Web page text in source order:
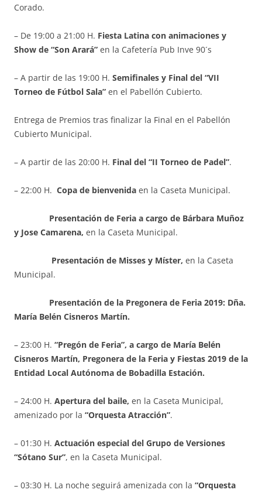
Corado.
– De 19:00 a 21:00 H. Fiesta Latina con animaciones y
Show de “Son Arará” en la Cafetería Pub Inve 90´s
– A partir de las 19:00 H. Semifinales y Final del “VII
Torneo de Fútbol Sala” en el Pabellón Cubierto.
Entrega de Premios tras finalizar la Final en el Pabellón
Cubierto Municipal.
– A partir de las 20:00 H. Final del “II Torneo de Padel”.
– 22:00 H. Copa de bienvenida en la Caseta Municipal.
Presentación de Feria a cargo de Bárbara Muñoz
y Jose Camarena, en la Caseta Municipal.
Presentación de Misses y Míster, en la Caseta
Municipal.
Presentación de la Pregonera de Feria 2019: Dña.
María Belén Cisneros Martín.
– 23:00 H. “Pregón de Feria”, a cargo de María Belén
Cisneros Martín, Pregonera de la Feria y Fiestas 2019 de la
Entidad Local Autónoma de Bobadilla Estación.
– 24:00 H. Apertura del baile, en la Caseta Municipal,
amenizado por la “Orquesta Atracción”.
– 01:30 H. Actuación especial del Grupo de Versiones
“Sótano Sur”, en la Caseta Municipal.
– 03:30 H. La noche seguirá amenizada con la “Orquesta